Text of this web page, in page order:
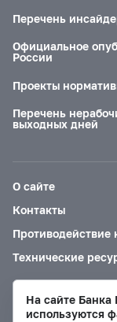
Перечень
Официальное
России
Проекты
Перечень
выходных дней
О сайте
Контакты
Противодействие
Технические
Версия для
На сайте Банка
используются